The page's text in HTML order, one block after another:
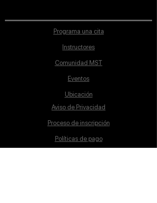
Programa una cita
Instructores
Comunidad MST
Eventos
Ubicación
Aviso de Privacidad
Proceso de inscripción
Políticas de pago